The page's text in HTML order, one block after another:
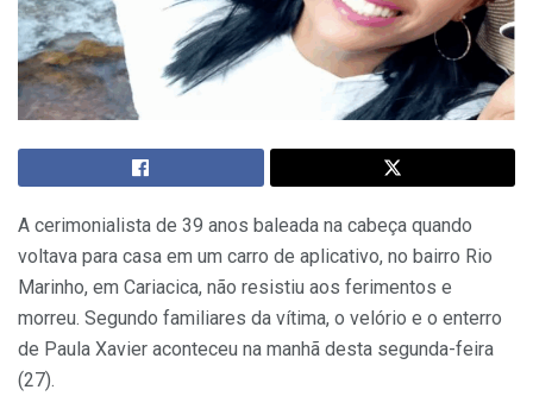
A cerimonialista de 39 anos baleada na cabeça quando
voltava para casa em um carro de aplicativo, no bairro Rio
Marinho, em Cariacica, não resistiu aos ferimentos e
morreu. Segundo familiares da vítima, o velório e o enterro
de Paula Xavier aconteceu na manhã desta segunda-feira
(27).